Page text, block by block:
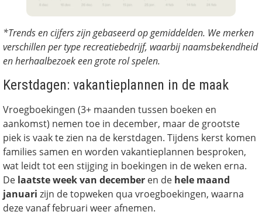
*Trends en cijfers zijn gebaseerd op gemiddelden. We merken
verschillen per type recreatiebedrijf, waarbij naamsbekendheid
en herhaalbezoek een grote rol spelen.
Kerstdagen: vakantieplannen in de maak
Vroegboekingen (3+ maanden tussen boeken en
aankomst) nemen toe in december, maar de grootste
piek is vaak te zien na de kerstdagen. Tijdens kerst komen
families samen en worden vakantieplannen besproken,
wat leidt tot een stijging in boekingen in de weken erna.
De laatste week van december en de hele maand
januari zijn de topweken qua vroegboekingen, waarna
deze vanaf februari weer afnemen.